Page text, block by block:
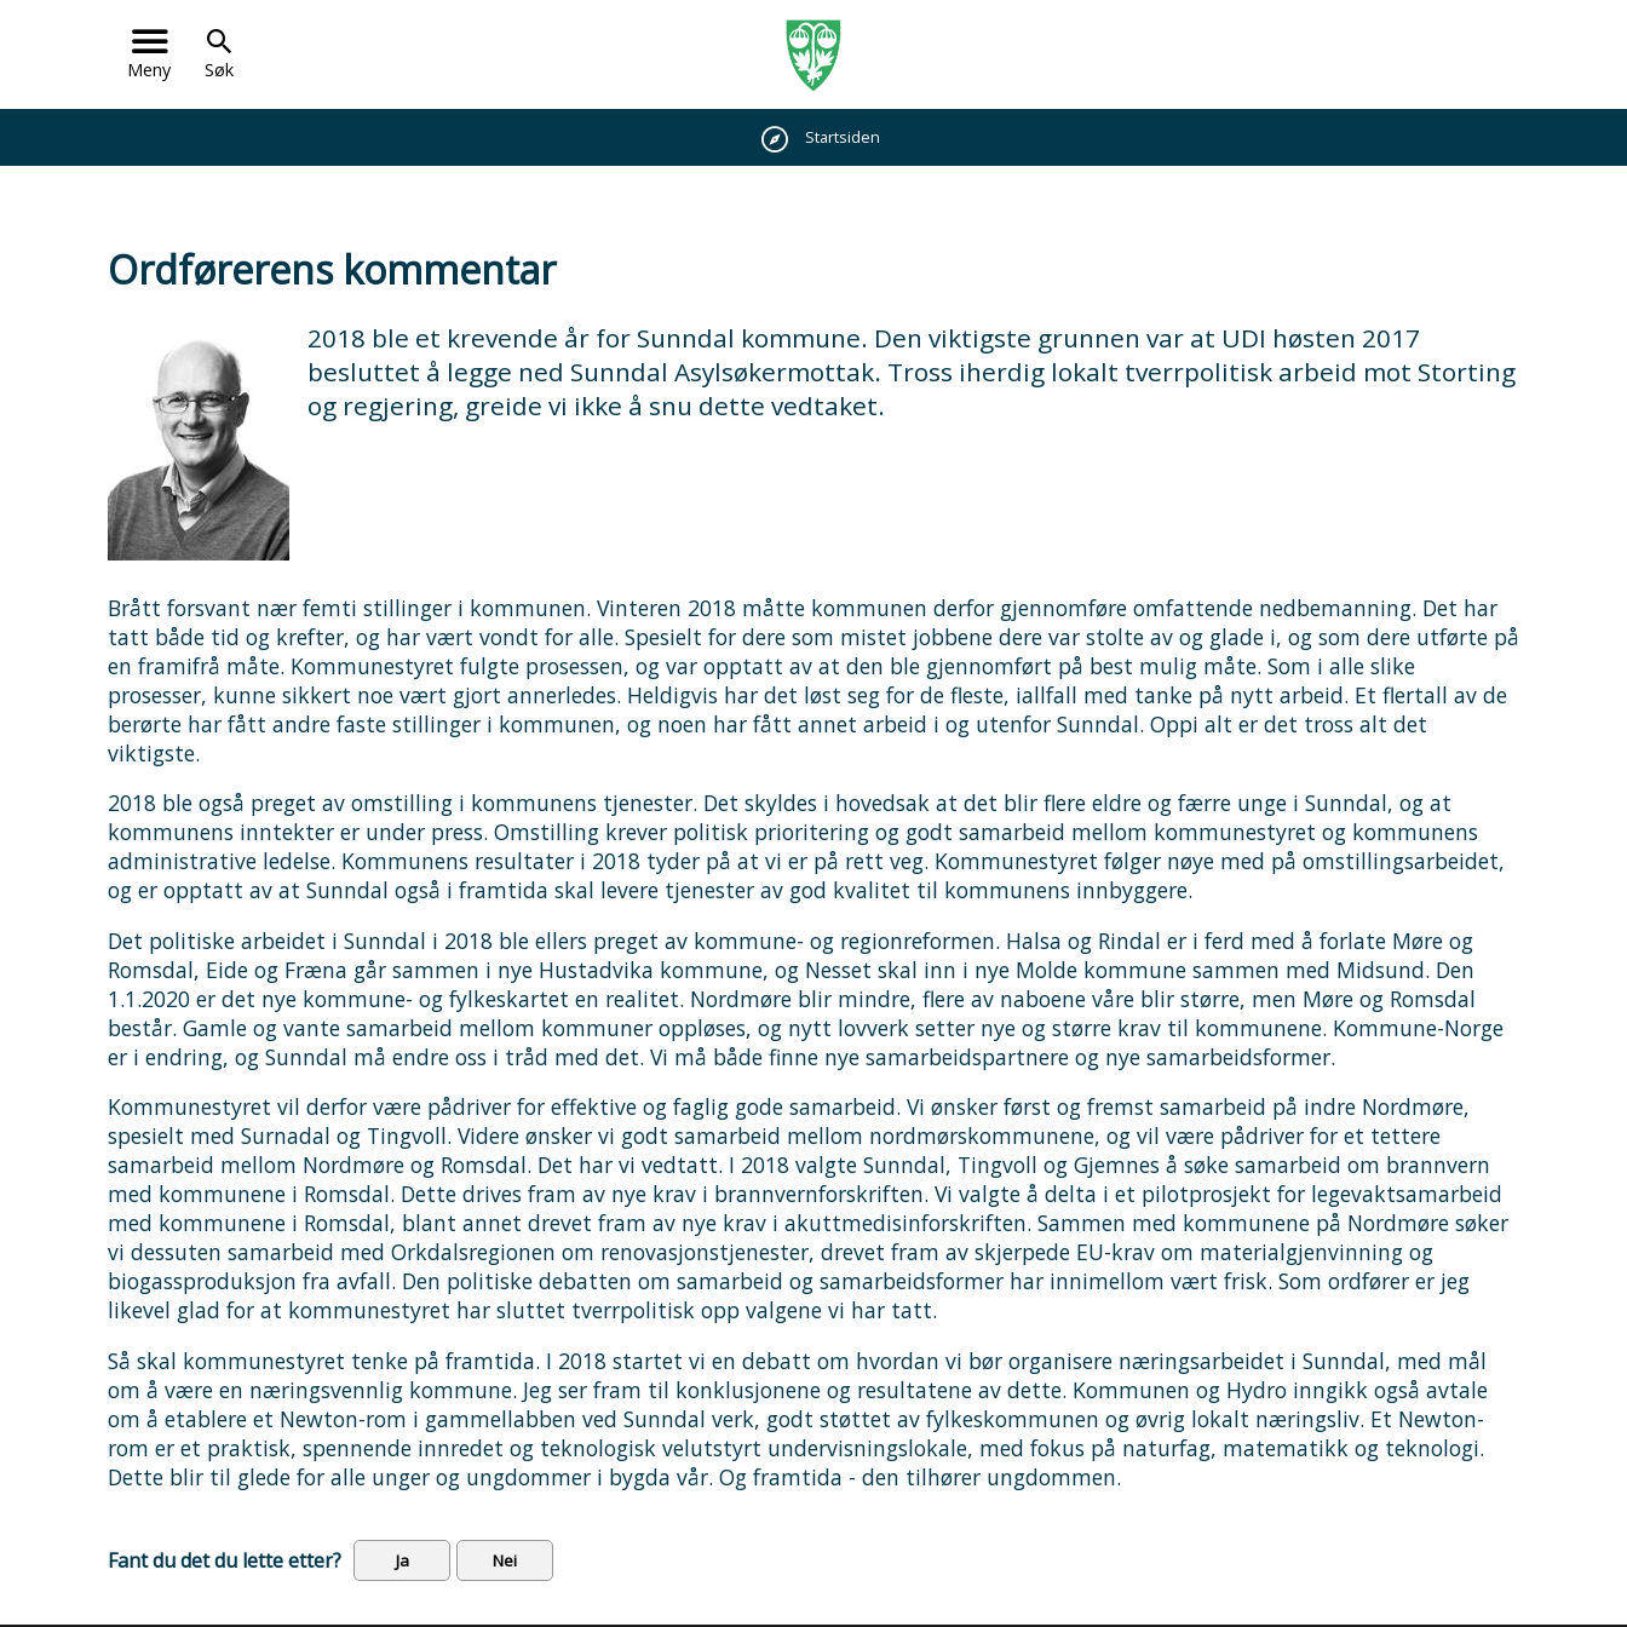
Søk
Årsmelding
Sunndal
Meny
her:
Startsiden
Ordførerens kommentar
2018 ble et krevende år for Sunndal kommune. Den viktigste grunnen var at UDI høsten 2017
besluttet å legge ned Sunndal Asylsøkermottak. Tross iherdig lokalt tverrpolitisk arbeid mot Storting
og regjering, greide vi ikke å snu dette vedtaket.
Brått forsvant nær femti stillinger i kommunen. Vinteren 2018 måtte kommunen derfor gjennomføre omfattende nedbemanning. Det har
tatt både tid og krefter, og har vært vondt for alle. Spesielt for dere som mistet jobbene dere var stolte av og glade i, og som dere utførte på
en framifrå måte. Kommunestyret fulgte prosessen, og var opptatt av at den ble gjennomført på best mulig måte. Som i alle slike
prosesser, kunne sikkert noe vært gjort annerledes. Heldigvis har det løst seg for de fleste, iallfall med tanke på nytt arbeid. Et flertall av de
berørte har fått andre faste stillinger i kommunen, og noen har fått annet arbeid i og utenfor Sunndal. Oppi alt er det tross alt det
viktigste.
2018 ble også preget av omstilling i kommunens tjenester. Det skyldes i hovedsak at det blir flere eldre og færre unge i Sunndal, og at
kommunens inntekter er under press. Omstilling krever politisk prioritering og godt samarbeid mellom kommunestyret og kommunens
administrative ledelse. Kommunens resultater i 2018 tyder på at vi er på rett veg. Kommunestyret følger nøye med på omstillingsarbeidet,
og er opptatt av at Sunndal også i framtida skal levere tjenester av god kvalitet til kommunens innbyggere.
Det politiske arbeidet i Sunndal i 2018 ble ellers preget av kommune- og regionreformen. Halsa og Rindal er i ferd med å forlate Møre og
Romsdal, Eide og Fræna går sammen i nye Hustadvika kommune, og Nesset skal inn i nye Molde kommune sammen med Midsund. Den
1.1.2020 er det nye kommune- og fylkeskartet en realitet. Nordmøre blir mindre, flere av naboene våre blir større, men Møre og Romsdal
består. Gamle og vante samarbeid mellom kommuner oppløses, og nytt lovverk setter nye og større krav til kommunene. Kommune-Norge
er i endring, og Sunndal må endre oss i tråd med det. Vi må både finne nye samarbeidspartnere og nye samarbeidsformer.
Kommunestyret vil derfor være pådriver for effektive og faglig gode samarbeid. Vi ønsker først og fremst samarbeid på indre Nordmøre,
spesielt med Surnadal og Tingvoll. Videre ønsker vi godt samarbeid mellom nordmørskommunene, og vil være pådriver for et tettere
samarbeid mellom Nordmøre og Romsdal. Det har vi vedtatt. I 2018 valgte Sunndal, Tingvoll og Gjemnes å søke samarbeid om brannvern
med kommunene i Romsdal. Dette drives fram av nye krav i brannvernforskriften. Vi valgte å delta i et pilotprosjekt for legevaktsamarbeid
med kommunene i Romsdal, blant annet drevet fram av nye krav i akuttmedisinforskriften. Sammen med kommunene på Nordmøre søker
vi dessuten samarbeid med Orkdalsregionen om renovasjonstjenester, drevet fram av skjerpede EU-krav om materialgjenvinning og
biogassproduksjon fra avfall. Den politiske debatten om samarbeid og samarbeidsformer har innimellom vært frisk. Som ordfører er jeg
likevel glad for at kommunestyret har sluttet tverrpolitisk opp valgene vi har tatt.
Så skal kommunestyret tenke på framtida. I 2018 startet vi en debatt om hvordan vi bør organisere næringsarbeidet i Sunndal, med mål
om å være en næringsvennlig kommune. Jeg ser fram til konklusjonene og resultatene av dette. Kommunen og Hydro inngikk også avtale
om å etablere et Newton-rom i gammellabben ved Sunndal verk, godt støttet av fylkeskommunen og øvrig lokalt næringsliv. Et Newton-
rom er et praktisk, spennende innredet og teknologisk velutstyrt undervisningslokale, med fokus på naturfag, matematikk og teknologi.
Dette blir til glede for alle unger og ungdommer i bygda vår. Og framtida - den tilhører ungdommen.
Fant du det du lette etter? Ja Nei